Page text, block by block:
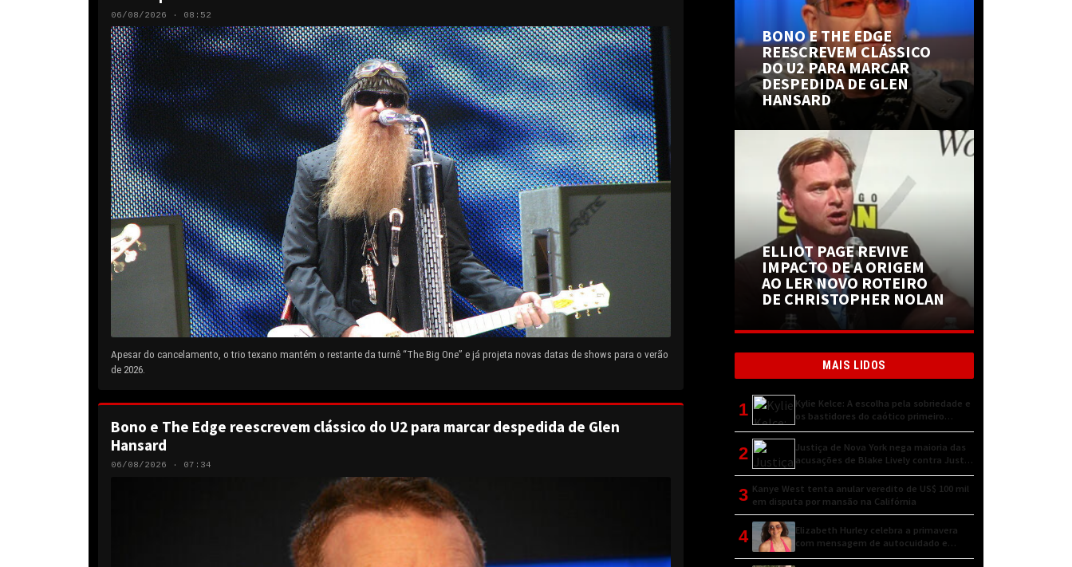
06/08/2026 · 08:52
Apesar do cancelamento, o trio texano mantém o restante da turnê “The Big One” e já projeta novas datas de shows para o verão
de 2026.
Bono e The Edge reescrevem clássico do U2 para marcar despedida de Glen
Hansard
06/08/2026 · 07:34
BONO E THE EDGE
REESCREVEM CLÁSSICO
DO U2 PARA MARCAR
DESPEDIDA DE GLEN
HANSARD
ELLIOT PAGE REVIVE
IMPACTO DE A ORIGEM
AO LER NOVO ROTEIRO
DE CHRISTOPHER NOLAN
MAIS LIDOS
1
Kylie Kelce: A escolha pela sobriedade e
os bastidores do caótico primeiro
encontro
2
Justiça de Nova York nega maioria das
acusações de Blake Lively contra Justin
Baldoni
3 Kanye West tenta anular veredito de US$ 100 mil
em disputa por mansão na Califórnia
4
Elizabeth Hurley celebra a primavera
com mensagem de autocuidado e
conexão natural